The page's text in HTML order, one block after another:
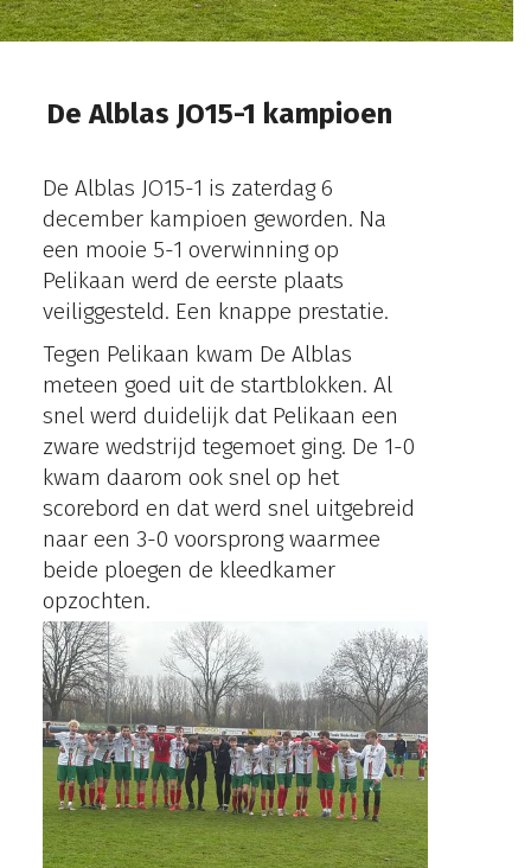
De Alblas JO15-1 kampioen
De Alblas JO15-1 is zaterdag 6
december kampioen geworden. Na
een mooie 5-1 overwinning op
Pelikaan werd de eerste plaats
veiliggesteld. Een knappe prestatie.
Tegen Pelikaan kwam De Alblas
meteen goed uit de startblokken. Al
snel werd duidelijk dat Pelikaan een
zware wedstrijd tegemoet ging. De 1-0
kwam daarom ook snel op het
scorebord en dat werd snel uitgebreid
naar een 3-0 voorsprong waarmee
beide ploegen de kleedkamer
opzochten.